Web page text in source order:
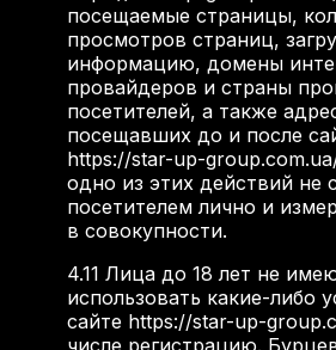
посещаемые страницы,
просмотров страниц,
информацию, домены
провайдеров и страны
посетителей, а также
посещавших до и после
https://star-up-
одно из этих действий не
посетителем лично и
в совокупности.
4.11 Лица до 18 лет не
использовать какие-либо
сайте https://star-up-
числе регистрацию.